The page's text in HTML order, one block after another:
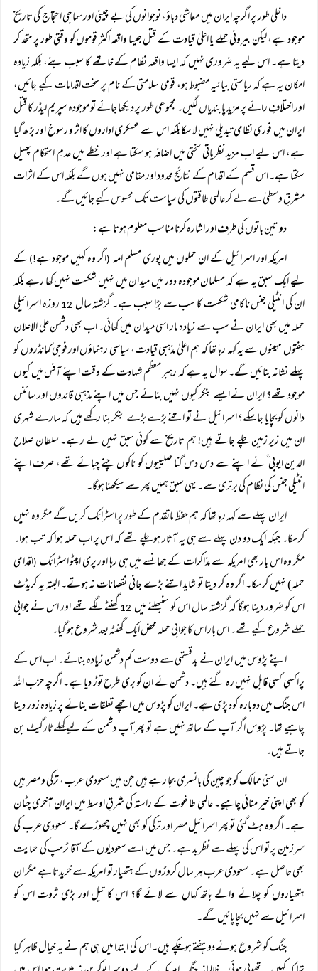
داخلی طور پر اگرچہ ایران میں معاشی دباؤ، نوجوانوں کی بے چینی اور سماجی احتجاج کی تاریخ
موجود ہے، لیکن بیرونی حملے یا اعلیٰ قیادت کے قتل جیسا واقعہ اکثر قوموں کو وقتی طور پر متحد کر
دیتا ہے۔ اس لیے یہ ضروری نہیں کہ ایسا واقعہ نظام کے خاتمے کا سبب بنے، بلکہ زیادہ
امکان یہ ہے کہ ریاستی بیانیہ مضبوط ہو، قومی سلامتی کے نام پر سخت اقدامات کیے جائیں،
اور اختلافِ رائے پر مزید پابندیاں لگیں۔ مجموعی طور پر دیکھا جائے تو موجودہ سپریم لیڈر کا قتل
ایران میں فوری نظامی تبدیلی نہیں لا سکا بلکہ اس سے عسکری اداروں کا اثر و رسوخ اور بڑھ گیا
ہے، اس لیے اب مزید نظریاتی سختی میں اضافہ ہو سکتا ہے اور خطے میں عدمِ استحکام پھیل
سکتا ہے۔ اس قسم کے اقدام کے نتائج محدود اور مقامی نہیں ہوں گے بلکہ اس کے اثرات
مشرقِ وسطیٰ سے لے کر عالمی طاقتوں کی سیاست تک محسوس کیے جائیں گے۔
دو تین باتوں کی طرف اور اشارہ کرنا مناسب معلوم ہوتا ہے:
امریکہ اور اسرائیل کے ان حملوں میں پوری مسلم امہ(اگر وہ کہیں موجود ہے!) کے
لیے ایک سبق یہ ہے کہ مسلمان موجودہ دور میں میدان میں نہیں شکست نہیں کھا رہے بلکہ
ان کی انٹیلی جنس ناکامی شکست کا سب سے بڑا سبب ہے۔ گزشتہ سال
روزہ اسرائیلی
حملہ میں بھی ایران نے سب سے زیادہ مار اسی میدان میں کھائی۔ اب بھی دشمن علی الاعلان
ہفتوں مہینوں سے یہ کہہ رہا تھا کہ ہم اعلیٰ مذہبی قیادت، سیاسی رہنماؤں اور فوجی کمانڈروں کو
پہلے نشانہ بنائیں گے۔ سوال یہ ہے کہ رہبر معظم شہادت کے وقت اپنے آفس میں کیوں
موجود تھے؟ ایران نے ایسے بنکر کیوں نہیں بنائے جس میں اپنے مذہبی قائدوں اور سائنس
دانوں کو بچایا جاسکے؟ اسرائیل نے تو اتنے بڑے بڑے بنکر بنا رکھے ہیں کہ سارے شہری
ان میں زیر زمین چلے جاتے ہیں! ہم تاریخ سے کوئی سبق نہیں لے رہے۔ سلطان صلاح
الدین ایوبی ؒ نے اپنے سے دس دس گنا صلیبیوں کو ناکوں چنے چبائے تھے، صرف اپنے
انٹیلی جنس کی نظام کی برتری سے۔ یہی سبق ہمیں پھر سے سیکھنا ہوگا۔
ایران پہلے سے کہہ رہا تھا کہ ہم حفظ ماتقدم کے طور پر اسٹرائک کریں گے مگر وہ نہیں
کرسکا۔ جبکہ ایک دو دن پہلے سے ہی یہ آثار ہو چلے تھے کہ اس پر اب حملہ ہوا کہ تب ہوا۔
مگر وہ اس بار بھی امریکہ سے مذاکرات کے جھانسے میں ہی رہا اور پری امپٹو اسٹرائک (اقدامی
حملہ) نہیں کرسکا۔ اگر وہ کر دیتا تو شاید اتنے بڑے جانی نقصانات نہ ہوتے۔ البتہ یہ کریڈٹ
اس کو ضرور دینا ہوگا کہ گزشتہ سال اس کو سنبھلنے میں
گھنٹے لگے تھے اور اس نے جوابی
حملے شروع کیے تھے۔ اس بار اس کا جوابی حملہ محض ایک گھنٹہ بعد شروع ہو گیا۔
اپنے پڑوس میں ایران نے بدقستمی سے دوست کم دشمن زیادہ بنائے۔ اب اس کے
پراکسی کسی قابل نہیں رہ گئے ہیں۔ دشمن نے ان کو بری طرح توڑ دیا ہے۔ اگرچہ حزب اللہ
اس جنگ میں دوبارہ کود پڑی ہے۔ ایران کو پڑوس میں اچھے تعلقات بنانے پر زیادہ زور دینا
چاہیے تھا۔ پڑوس اگر آپ کے ساتھ نہیں ہے تو پھر آپ دشمن کے لیے کھلے ٹارگیٹ بن
جاتے ہیں۔
ان سنی ممالک کو جو چین کی بانسری بجا رہے ہیں جن میں سعودی عرب، ترکی و مصر ہیں
کو بھی اپنی خیر منانی چاہیے۔ عالمی طاغوت کے راستہ کی شرقِ اوسط میں ایران آخری چٹان
ہے۔ اگر وہ ہٹ گئی تو پھر اسرائیل مصر اور ترکی کو بھی نہیں چھوڑے گا۔ سعودی عرب کی
سرزمین پر تو اس کی پہلے سے نظر بد ہے۔ جس میں اسے سعودیوں کے آقا ٹرمپ کی حمایت
بھی حاصل ہے۔ سعودی عرب ہر سال کروڑوں کے ہتھیار تو امریکہ سے خریدتا ہے مگر ان
ہتھیاروں کو چلانے والے ہاتھ کہاں سے لائے گا؟ اس کا تیل اور بڑی ثروت اس کو
اسرائیل سے نہیں بچا پائیں گے۔
جنگ کو شروع ہوئے دو ہفتے ہوچکے ہیں۔ اس کی ابتدا میں ہی ہم نے یہ خیال ظاہر کیا